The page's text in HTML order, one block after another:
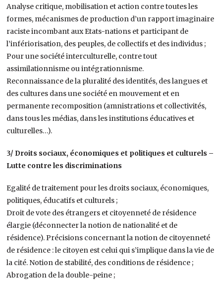
Analyse critique, mobilisation et action contre toutes les
formes, mécanismes de production d’un rapport imaginaire
raciste incombant aux Etats-nations et participant de
l’infériorisation, des peuples, de collectifs et des individus ;
Pour une société interculturelle, contre tout
assimilationnisme ou intégrationnisme.
Reconnaissance de la pluralité des identités, des langues et
des cultures dans une société en mouvement et en
permanente recomposition (amnistrations et collectivités,
dans tous les médias, dans les institutions éducatives et
culturelles…).
3/ Droits sociaux, économiques et politiques et culturels –
Lutte contre les discriminations
Egalité de traitement pour les droits sociaux, économiques,
politiques, éducatifs et culturels ;
Droit de vote des étrangers et citoyenneté de résidence
élargie (déconnecter la notion de nationalité et de
résidence). Précisions concernant la notion de citoyenneté
de résidence : le citoyen est celui qui s’implique dans la vie de
la cité. Notion de stabilité, des conditions de résidence ;
Abrogation de la double-peine ;